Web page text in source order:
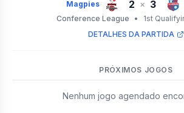
Magpies 2 × 3
Conference League
•
1st
DETALHES DA PARTIDA
PRÓXIMOS JOGOS
Nenhum jogo agendado